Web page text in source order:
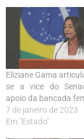
Eliziane Gama
se a vice do
apoio da bancada
7 de janeiro de 2023
Em "Estado"